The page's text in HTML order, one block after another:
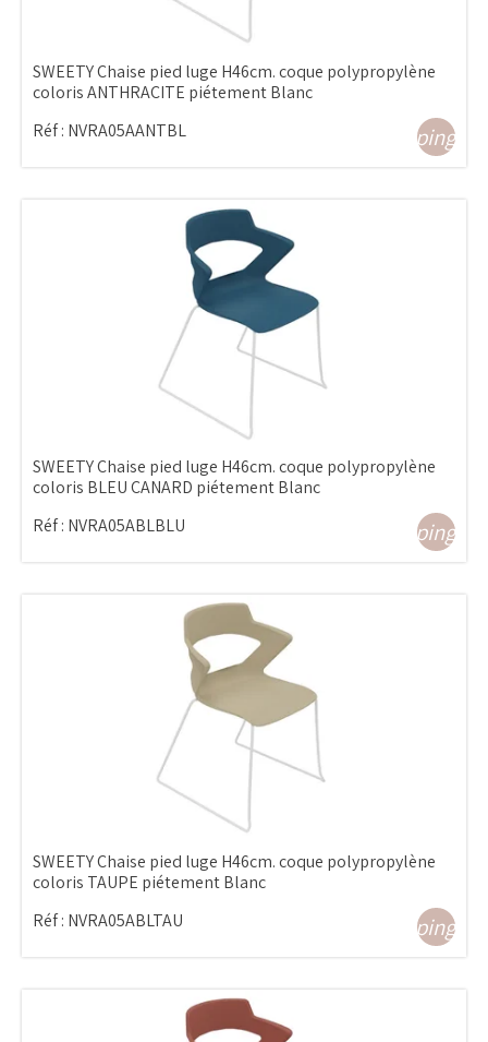
SWEETY Chaise pied luge H46cm. coque polypropylène
coloris ANTHRACITE piétement Blanc
Réf : NVRA05AANTBL
SWEETY Chaise pied luge H46cm. coque polypropylène
coloris BLEU CANARD piétement Blanc
Réf : NVRA05ABLBLU
SWEETY Chaise pied luge H46cm. coque polypropylène
coloris TAUPE piétement Blanc
Réf : NVRA05ABLTAU